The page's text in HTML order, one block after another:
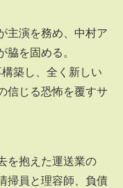
主演を務め、中村ア
脇を固める。
築し、全く新しい
信じる恐怖を覆すサ
を抱えた運送業の
掃員と理容師、負債